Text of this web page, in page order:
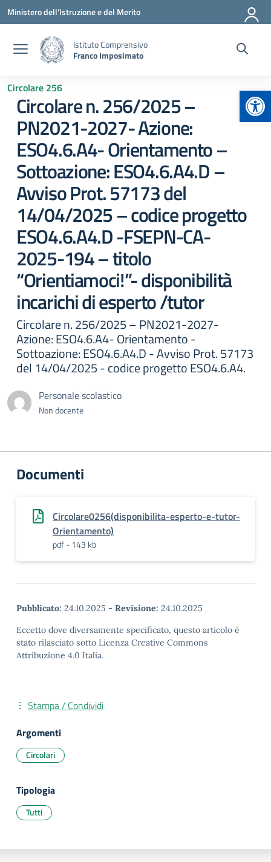
Vai ai contenuti
Vai al menu di navigazione
Vai al footer
Ministero dell'Istruzione e del Merito
Istituto Comprensivo
Franco Imposimato
Circolare 256
Circolare n. 256/2025 –
PN2021-2027- Azione:
ESO4.6.A4- Orientamento –
Sottoazione: ESO4.6.A4.D –
Avviso Prot. 57173 del
14/04/2025 – codice progetto
ESO4.6.A4.D -FSEPN-CA-
2025-194 – titolo
“Orientiamoci!”- disponibilità
incarichi di esperto /tutor
Circolare n. 256/2025 – PN2021-2027-
Azione: ESO4.6.A4- Orientamento -
Sottoazione: ESO4.6.A4.D - Avviso Prot. 57173
del 14/04/2025 - codice progetto ESO4.6.A4.
Personale scolastico
Non docente
Documenti
Circolare0256(disponibilita-esperto-e-tutor-
Orientamento)
pdf - 143 kb
Pubblicato: 24.10.2025 - Revisione: 24.10.2025
Eccetto dove diversamente specificato, questo articolo è
stato rilasciato sotto Licenza Creative Commons
Attribuzione 4.0 Italia.
Stampa / Condividi
Argomenti
Circolari
Tipologia
Tutti